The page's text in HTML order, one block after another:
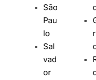
São
Pau
lo
Sal
vad
or